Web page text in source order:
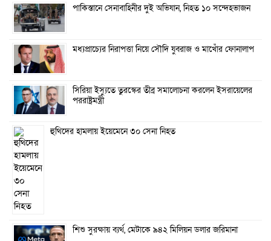
পাকিস্তানে সেনাবাহিনীর দুই অভিযান, নিহত ১০ সন্দেহভাজন
মধ্যপ্রাচ্যের নিরাপত্তা নিয়ে সৌদি যুবরাজ ও মাখোঁর ফোনালাপ
সিরিয়া ইস্যুতে তুরস্কের তীব্র সমালোচনা করলেন ইসরায়েলের
পররাষ্ট্রমন্ত্রী
হুথিদের হামলায় ইয়েমেনে ৩০ সেনা নিহত
শিশু সুরক্ষায় ব্যর্থ, মেটাকে ৯৪২ মিলিয়ন ডলার জরিমানা